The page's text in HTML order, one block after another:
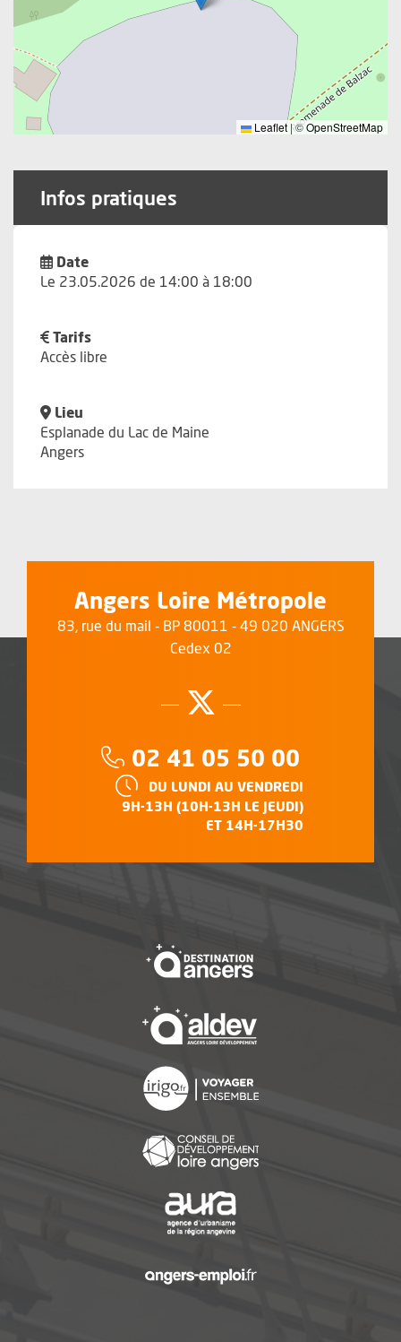
Leaflet |©OpenStreetMap
Infos pratiques
Date
Le 23.05.2026 de 14:00 à 18:00
Tarifs
Accès libre
Lieu
Esplanade du Lac de Maine
Angers
Angers Loire Métropole
83, rue du mail - BP 80011 - 49 020 ANGERS
Cedex 02
Suivez-nous
, Ouvre une
Téléphone :
02 41 05 50 00
HORAIRES :
DU LUNDI AU VENDREDI
9H-13H (10H-13H LE JEUDI)
ET 14H-17H30